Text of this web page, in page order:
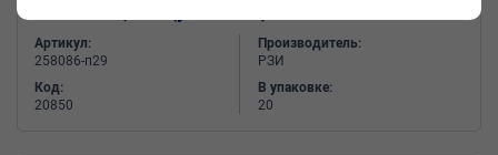
Артикул:
258086-п29
Код:
20850
Производитель:
РЗИ
В упаковке:
20